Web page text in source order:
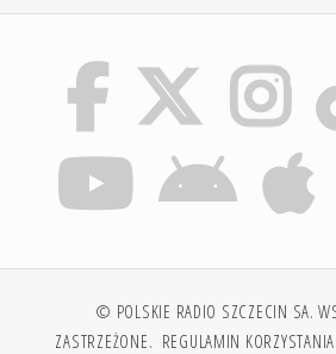
© POLSKIE RADIO SZCZECIN SA.
ZASTRZEŻONE. REGULAMIN